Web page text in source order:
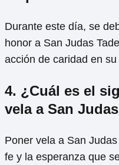
Durante este día, se
honor a San Judas
acción de caridad en
4. ¿Cuál es el
vela a San
Poner vela a San
fe y la esperanza que